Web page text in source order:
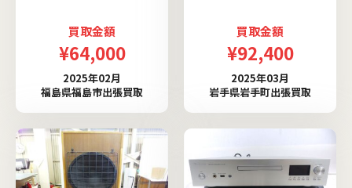
買取金額
¥64,000
2025年02月
福島県福島市出張買取
買取金額
¥92,400
2025年03月
岩手県岩手町出張買取